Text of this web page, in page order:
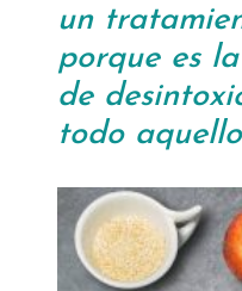
un
porque es
de
todo